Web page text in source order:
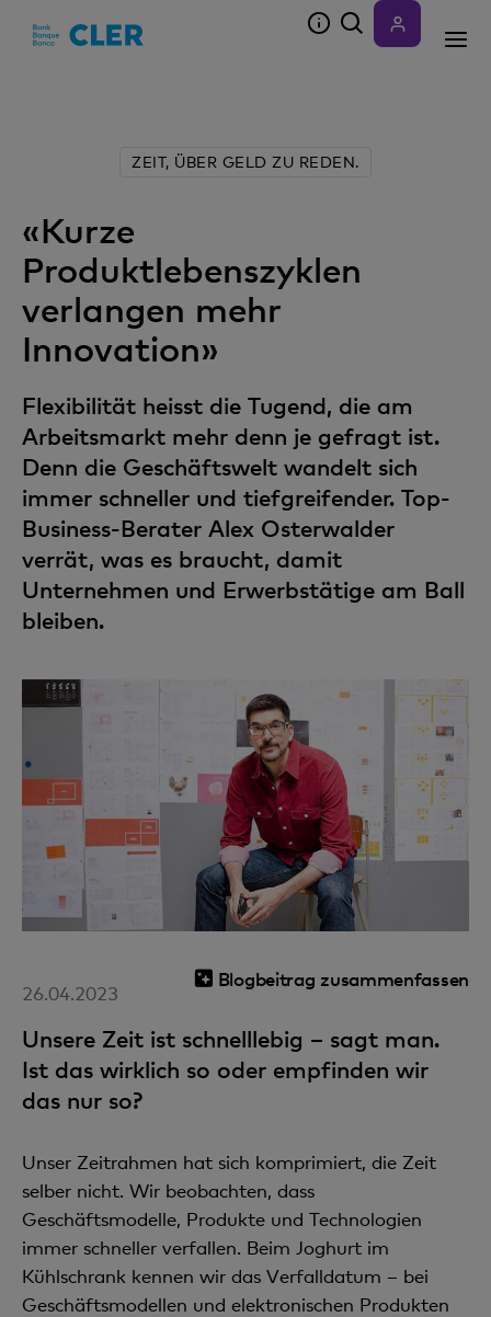
ZEIT, ÜBER GELD ZU REDEN.
«Kurze
Produktlebenszyklen
verlangen mehr
Innovation»
Flexibilität heisst die Tugend, die am
Arbeitsmarkt mehr denn je gefragt ist.
Denn die Geschäftswelt wandelt sich
immer schneller und tiefgreifender. Top-
Business-Berater Alex Osterwalder
verrät, was es braucht, damit
Unternehmen und Erwerbstätige am Ball
bleiben.
Blogbeitrag zusammenfassen
26.04.2023
Unsere Zeit ist schnelllebig – sagt man.
Ist das wirklich so oder empfinden wir
das nur so?
Unser Zeitrahmen hat sich komprimiert, die Zeit
selber nicht. Wir beobachten, dass
Geschäftsmodelle, Produkte und Technologien
immer schneller verfallen. Beim Joghurt im
Kühlschrank kennen wir das Verfalldatum – bei
Geschäftsmodellen und elektronischen Produkten